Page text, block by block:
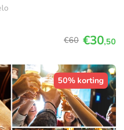
€60 €30,50
50% korting